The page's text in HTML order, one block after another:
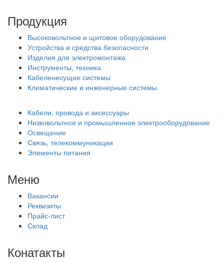
Продукция
Высоковольтное и щитовое оборудование
Устройства и средства безопасности
Изделия для электромонтажа
Инструменты, техника
Кабеленесущие системы
Климатические и инженерные системы
Кабели, провода и аксессуары
Низковольтное и промышленное электрооборудование
Освещение
Связь, телекоммуникации
Элементы питания
Меню
Вакансии
Реквизиты
Прайс-лист
Склад
Конатакты